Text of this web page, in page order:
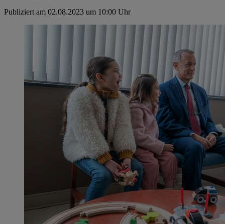
Publiziert am 02.08.2023 um 10:00 Uhr